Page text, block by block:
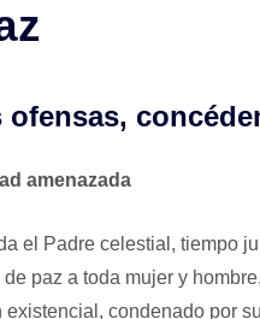
ofensas,
amenazada
el Padre celestial, tiempo
paz a toda mujer y
condenado por